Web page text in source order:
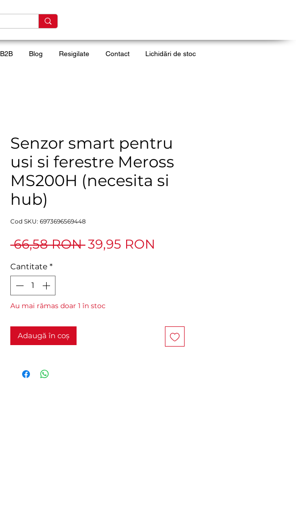
B2B Blog Resigilate Contact Lichidări de stoc
Senzor smart pentru
usi si ferestre Meross
MS200H (necesita si
hub)
Cod SKU: 6973696569448
66,58 RON Preț
39,95 RON
Cantitate *
Au mai rămas doar 1 în stoc
Adaugă în coș